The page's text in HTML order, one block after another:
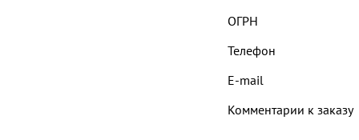
ОГРН
Телефон
E-mail
Комментарии к заказу